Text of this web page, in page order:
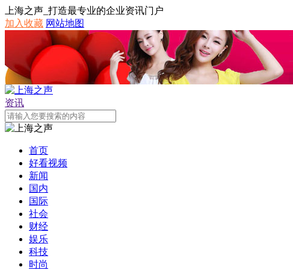
上海之声_打造最专业的企业资讯门户
加入收藏 网站地图
资讯
首页
好看视频
新闻
国内
国际
社会
财经
娱乐
科技
时尚